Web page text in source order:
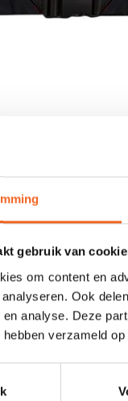
gebruik van
om content en
Ook
analyse. Deze
verzameld
voor
water te houden